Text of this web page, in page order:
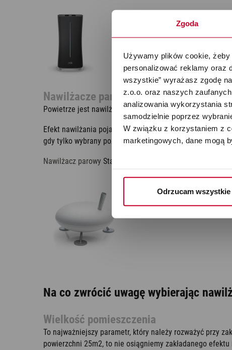
Zgoda
Używamy plików cookie,
personalizować reklamy oraz
wszystkie” wyrażasz zgodę
z.o.o. oraz naszych
analizowania wykorzystania
samodzielnie poprzez
W związku z korzystaniem z
marketingowych, dane mogą
Odrzucam wszystkie
Nawilżacze parowe (parowniki)
Powietrze jest nawilżane za pomocą widocznej gorącej,
Efekt nawilżania pojawia się natychmiast po
gdy tylko wybrany poziom wilgotności zostanie
Nawilżacz parowy Stadler Form:
Na co zwrócić uwagę wybierając
Wielkość pomieszczenia
To najważniejszy parametr, który należy rozważyć przy
powierzchni 25m2, to nie osiągniemy zakładanego